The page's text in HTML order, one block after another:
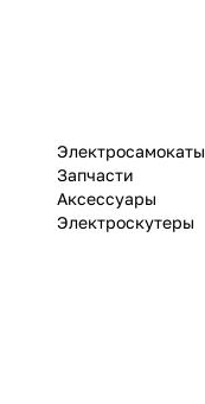
Электросамокаты
Запчасти
Аксессуары
Электроскутеры